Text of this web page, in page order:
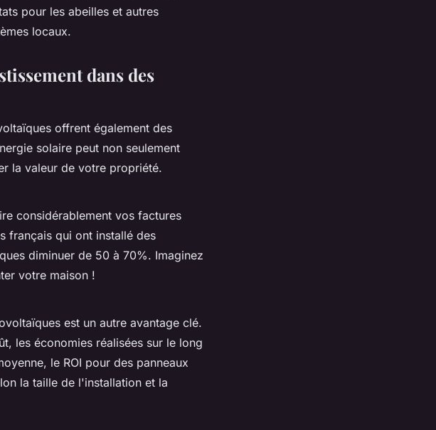
pour les abeilles et autres
locaux.
dans des
offrent également des
solaire peut non seulement
la valeur de votre propriété.
considérablement vos factures
français qui ont installé des
diminuer de 50 à 70%. Imaginez
votre maison !
est un autre avantage clé.
les économies réalisées sur le long
le ROI pour des panneaux
la taille de l'installation et la